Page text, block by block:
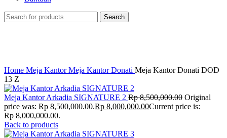
Search
Home Meja KantorMeja Kantor Donati Meja Kantor Donati DOD
13 Z
Meja Kantor Arkadia SIGNATURE 2 Rp8,500,000.00 Original
price was: Rp 8,500,000.00.Rp 8,000,000.00Current price is:
Rp 8,000,000.00.
Back to products